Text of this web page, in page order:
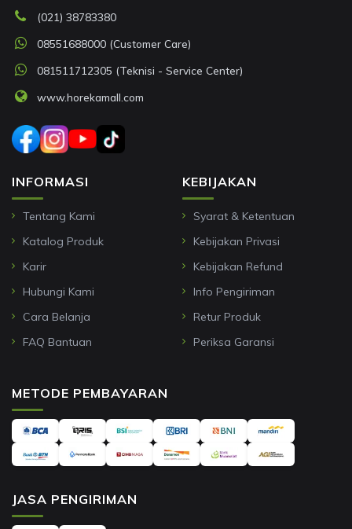
INFORMASI
Tentang Kami
Katalog Produk
Karir
Hubungi Kami
Cara Belanja
FAQ Bantuan
KEBIJAKAN
Syarat & Ketentuan
Kebijakan Privasi
Kebijakan Refund
Info Pengiriman
Retur Produk
Periksa Garansi
(021) 38783380
08551688000 (Customer Care)
081511712305 (Teknisi - Service Center)
www.horekamall.com
METODE PEMBAYARAN
JASA PENGIRIMAN